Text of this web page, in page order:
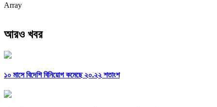
Array
আরও খবর
১০ মাসে বিদেশি বিনিয়োগ কমেছে ২০.২২ শতাংশ